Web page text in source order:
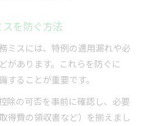
を防ぐ方法
ミスには、特例の適用漏れや必
があります。これらを防ぐに
することが重要です。
除の可否を事前に確認し、必要
得費の領収書など）を揃えまし